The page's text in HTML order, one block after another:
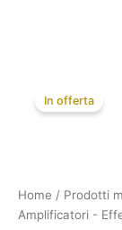
In offerta
Home / Prodotti
Amplificatori -